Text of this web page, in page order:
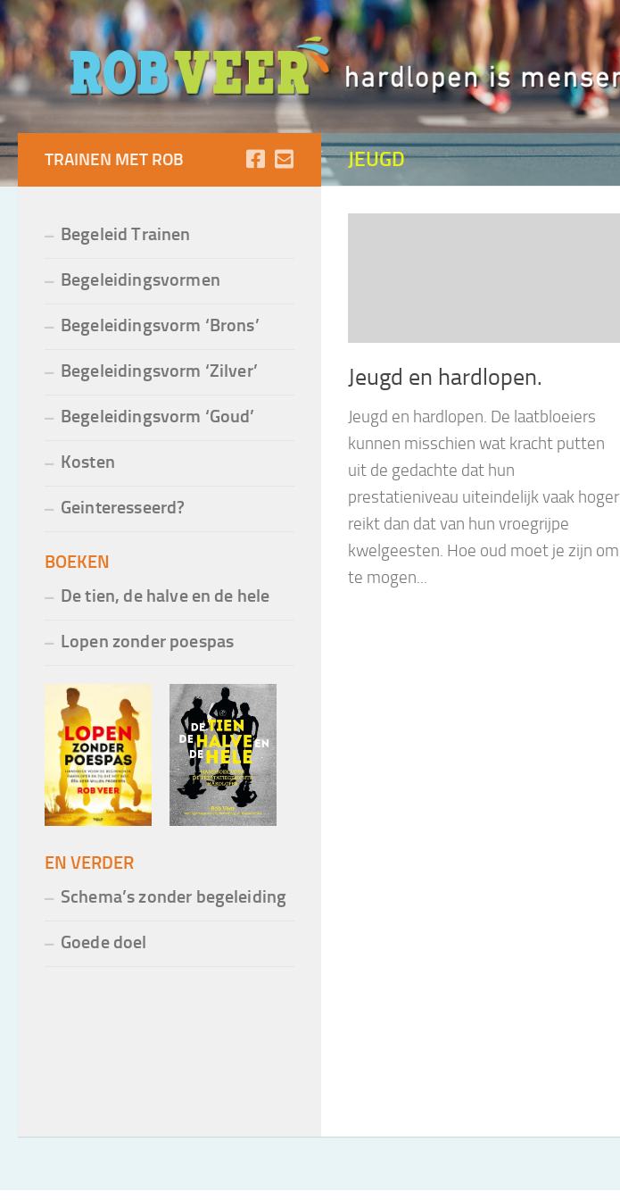
Doorgaan naar inhoud
JEUGD
Jeugd en hardlopen.
Jeugd en hardlopen. De laatbloeiers
kunnen misschien wat kracht putten
uit de gedachte dat hun
prestatieniveau uiteindelijk vaak hoger
reikt dan dat van hun vroegrijpe
kwelgeesten. Hoe oud moet je zijn om
te mogen...
TRAINEN MET ROB
Begeleid Trainen
Begeleidingsvormen
Begeleidingsvorm ‘Brons’
Begeleidingsvorm ‘Zilver’
Begeleidingsvorm ‘Goud’
Kosten
Geinteresseerd?
BOEKEN
De tien, de halve en de hele
Lopen zonder poespas
EN VERDER
Schema’s zonder begeleiding
Goede doel